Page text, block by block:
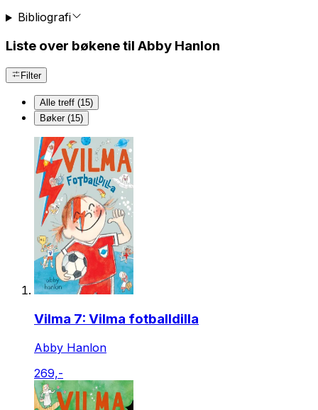
Bibliografi
Liste over bøkene til Abby Hanlon
Filter
Alle treff (15)
Bøker (15)
Vilma 7: Vilma fotballdilla
Abby Hanlon
269,-